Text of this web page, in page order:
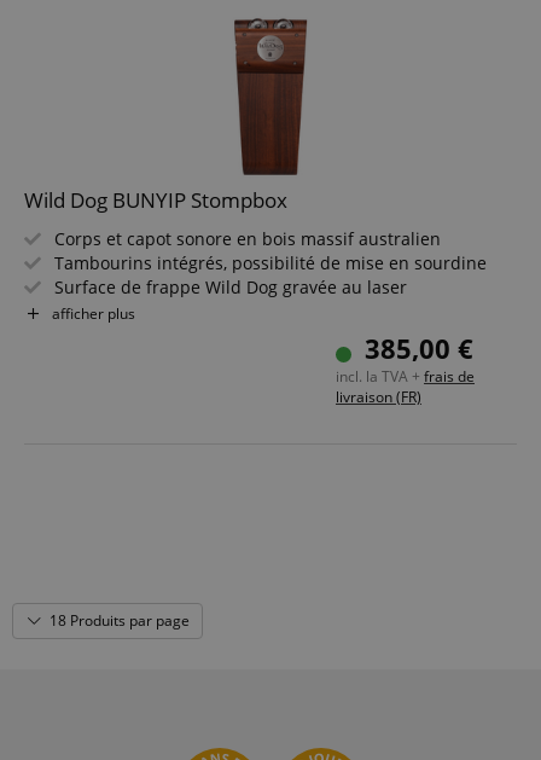
Wild Dog BUNYIP Stompbox
Corps et capot sonore en bois massif australien
Tambourins intégrés, possibilité de mise en sourdine
Surface de frappe Wild Dog gravée au laser
Variation de son talon et pointe
Grande plateforme stable avec pieds en caoutchouc
afficher plus
385,00 €
incl. la TVA + frais de
livraison (FR)
18 Produits par page